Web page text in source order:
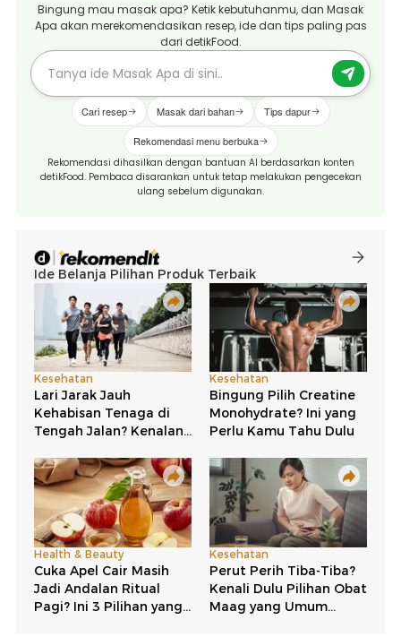
Bingung mau masak apa? Ketik kebutuhanmu, dan Masak
Apa akan merekomendasikan resep, ide dan tips paling pas
dari detikFood.
Cari resep Masak dari bahan Tips dapur
Rekomendasi menu berbuka
Rekomendasi dihasilkan dengan bantuan AI berdasarkan konten
detikFood. Pembaca disarankan untuk tetap melakukan pengecekan
ulang sebelum digunakan.